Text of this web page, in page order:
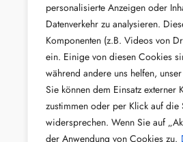
personalisierte Anzeigen oder
Datenverkehr zu analysieren.
Komponenten (z.B. Videos von
ein. Einige von diesen Cookies
während andere uns helfen,
Sie können dem Einsatz externer
zustimmen oder per Klick auf die
widersprechen. Wenn Sie auf
der Anwendung von Cookies zu.